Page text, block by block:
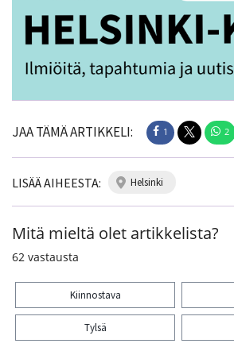
JAA TÄMÄ ARTIKKELI: 1 2
LISÄÄ AIHEESTA: helsinki
Mitä mieltä olet artikkelista?
62 vastausta
Kiinnostava
Tylsä